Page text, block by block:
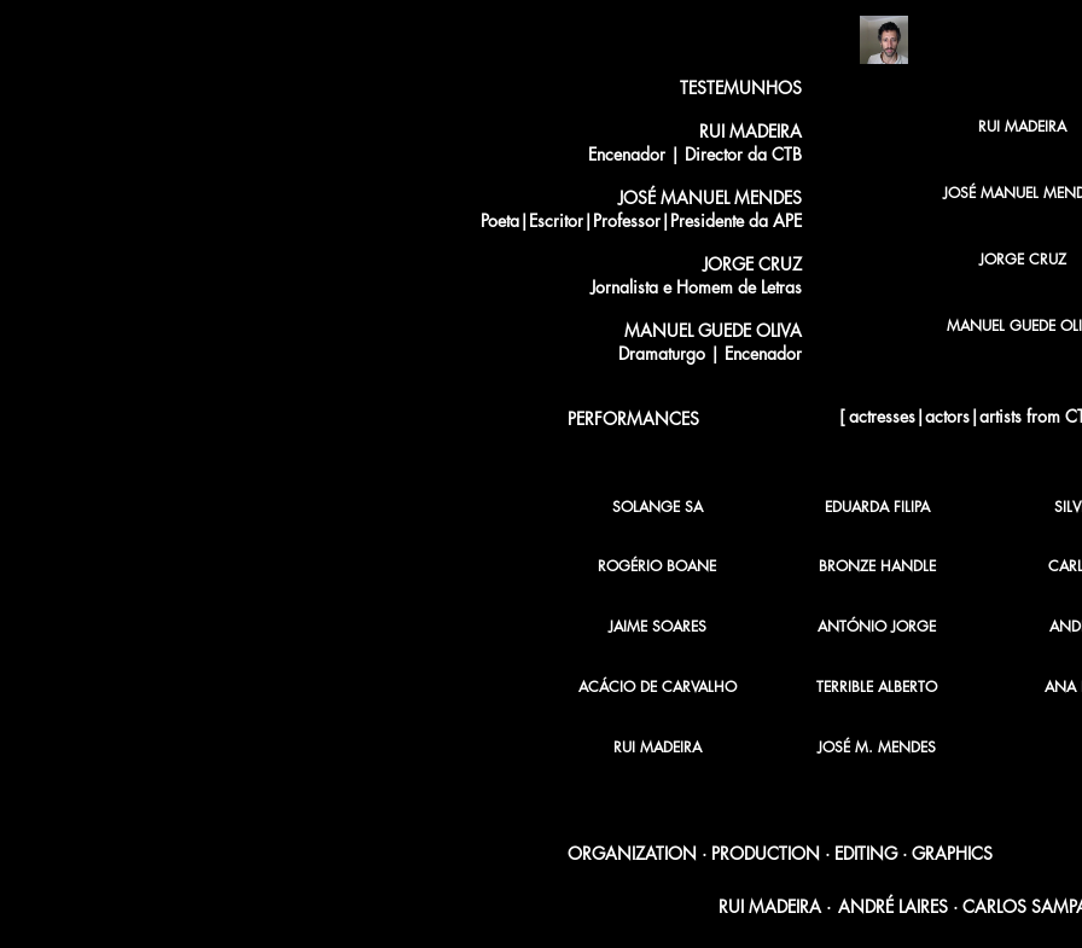
RUI MADEIRA
JOSÉ MANUEL
JORGE CRUZ
MANUEL GUEDE
TESTEMUNHOS
RUI MADEIRA
Encenador | Director da CTB
JOSÉ MANUEL MENDES
Poeta|Escritor|Professor|Presidente da APE
JORGE CRUZ
Jornalista e Homem de Letras
MANUEL GUEDE OLIVA
Dramaturgo | Encenador
PERFORMANCES [ actresses|actors|artists from
SOLANGE SA
ROGÉRIO BOANE
JAIME SOARES
ACÁCIO DE CARVALHO
RUI MADEIRA
EDUARDA FILIPA
BRONZE HANDLE
ANTÓNIO JORGE
TERRIBLE ALBERTO ANA
JOSÉ M. MENDES
ORGANIZATION · PRODUCTION · EDITING · GRAPHICS
RUI MADEIRA · ANDRÉ LAIRES · CARLOS